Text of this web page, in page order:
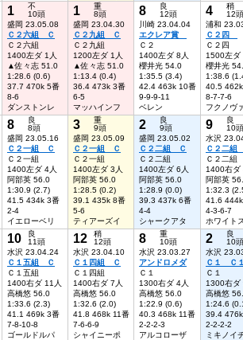
1
不
10頭
盛岡 23.05.08
Ｃ２六組 Ｃ
Ｃ２六組
1400左ダ 1人
▲佐々志 51.0
1:28.6 (0.6)
37.7 470k 5番
8-6
ダンストンレ
1
重
8頭
盛岡 23.04.30
Ｃ２九組 Ｃ
Ｃ２九組
1200左ダ 1人
▲佐々志 51.0
1:13.4 (0.4)
36.4 473k 3番
6-5
マッハインフ
8
良
12頭
川崎 23.04.04
エクレア賞
Ｃ２
1400左ダ 8人
櫻井光 54.0
1:35.5 (3.4)
42.4 463k 10番
9-9-9-11
ベレン
4
稍
12頭
浦和
Ｃ２四
Ｃ２四
1500左ダ
櫻井光
1:38.6
40.5
8-7-7-6
フクノヴ
8
良
8頭
盛岡 23.05.16
Ｃ２一組 Ｃ
Ｃ２一組
1400左ダ 4人
阿部英 56.0
1:30.9 (2.7)
41.5 434k 3番
2-4
イエローベリ
3
重
9頭
盛岡 23.05.09
Ｃ２一組 Ｃ
Ｃ２一組
1400左ダ 3人
阿部英 56.0
1:28.5 (0.2)
39.1 435k 8番
5-6
ティアーズイ
2
良
9頭
盛岡 23.05.02
Ｃ２二組 Ｃ
Ｃ２二組
1400左ダ 6人
阿部英 56.0
1:28.9 (0.0)
39.3 437k 6番
4-4
シャークアタ
9
良
10頭
水沢
Ｃ２二組
Ｃ２二組
1400右ダ
阿部英
1:32.3
41.6
4-3-6-7
ホワイト
10
良
11頭
水沢 23.04.24
Ｃ１五組 Ｃ
Ｃ１五組
1400右ダ 11人
高橋悠 56.0
1:33.6 (2.3)
41.1 469k 3番
7-8-10-8
ゴールドルパ
12
稍
12頭
水沢 23.04.10
Ｃ１四組 Ｃ
Ｃ１四組
1400右ダ 7人
高橋悠 56.0
1:32.6 (2.0)
41.8 468k 11番
7-6-6-9
シャイニーポ
8
重
10頭
水沢 23.03.27
アンドロメダ
Ｃ１
1300右ダ 4人
高橋悠 56.0
1:22.9 (0.6)
40.3 468k 11番
2-2-2-3
アルコローザ
2
良
10頭
水沢
Ｃ１ Ｃ
Ｃ１
1300右ダ
高橋悠
1:24.6
39.4
2-2-2-2
ミキノイ